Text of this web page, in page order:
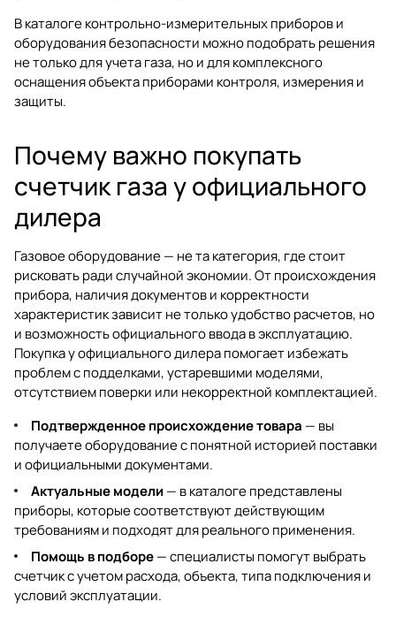
В каталогеконтрольно-измерительных приборов и
оборудования безопасности можно подобрать решения
не только для учета газа, но и для комплексного
оснащения объекта приборами контроля, измерения и
защиты.
Почему важно покупать
счетчик газа у официального
дилера
Газовое оборудование — не та категория, где стоит
рисковать ради случайной экономии. От происхождения
прибора, наличия документов и корректности
характеристик зависит не только удобство расчетов, но
и возможность официального ввода в эксплуатацию.
Покупка у официального дилера помогает избежать
проблем с подделками, устаревшими моделями,
отсутствием поверки или некорректной комплектацией.
Подтвержденное происхождение товара — вы
получаете оборудование с понятной историей поставки
и официальными документами.
Актуальные модели — в каталоге представлены
приборы, которые соответствуют действующим
требованиям и подходят для реального применения.
Помощь в подборе— специалисты помогут выбрать
счетчик с учетом расхода, объекта, типа подключения и
условий эксплуатации.